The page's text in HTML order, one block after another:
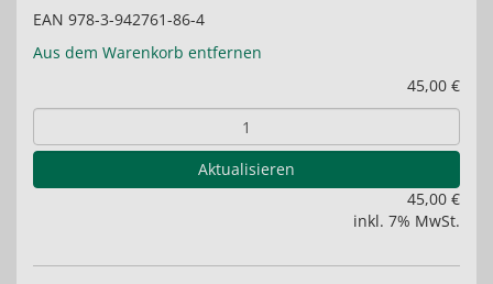
EAN 978-3-942761-86-4
Aus dem Warenkorb entfernen
45,00 €
Aktualisieren
45,00 €
inkl. 7% MwSt.